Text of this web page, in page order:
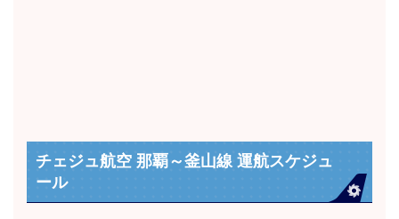
チェジュ航空 那覇～釜山線 運航スケジュ
ール